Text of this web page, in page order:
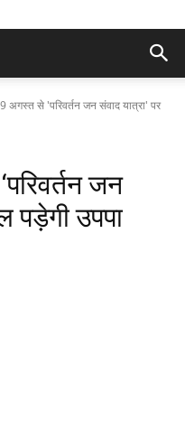
अगस्त से 'परिवर्तन जन संवाद यात्रा' पर
जन
पड़ेगी उपपा